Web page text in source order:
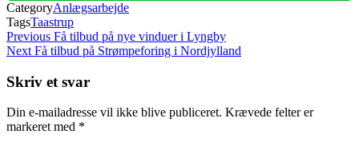
CategoryAnlægsarbejde
TagsTaastrup
Indlægsnavigation
Previous
Post
Previous Få tilbud på nye vinduer i Lyngby
Next
Next Få tilbud på Strømpeforing i Nordjylland
Skriv et svar
Din e-mailadresse vil ikke blive publiceret. Krævede felter er
markeret med *